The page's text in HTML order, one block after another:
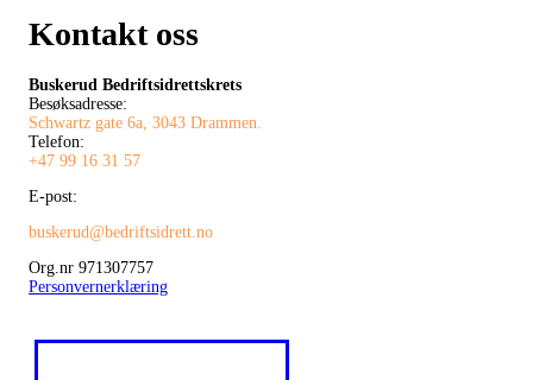
Kontakt oss
Buskerud Bedriftsidrettskrets
Besøksadresse:
Schwartz gate 6a, 3043 Drammen.
Telefon:
+47 99 16 31 57
E-post:
buskerud@bedriftsidrett.no
Org.nr 971307757
Personvernerklæring